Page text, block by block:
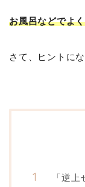
お風呂などでよ
さて、ヒントに
「逆